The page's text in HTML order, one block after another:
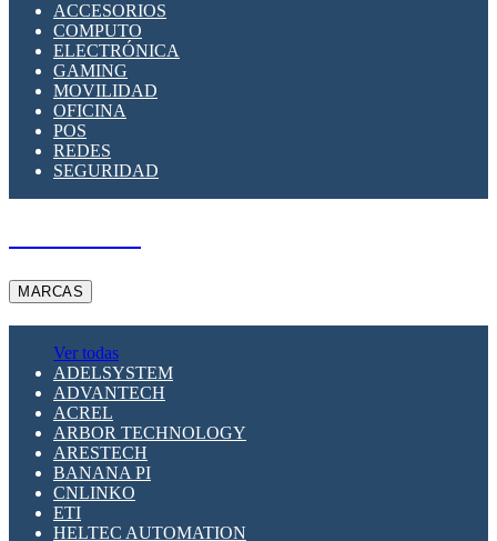
SUPRESOR DE TRANSIENTES SPDS PARA
APLICACIONES FOTOVOLTAICAS
ACCESORIOS
COMPUTO
ELECTRÓNICA
GAMING
MOVILIDAD
OFICINA
POS
REDES
SEGURIDAD
MARCAS
Ver todas
ADELSYSTEM
ADVANTECH
ACREL
ARBOR TECHNOLOGY
ARESTECH
BANANA PI
CNLINKO
ETI
HELTEC AUTOMATION